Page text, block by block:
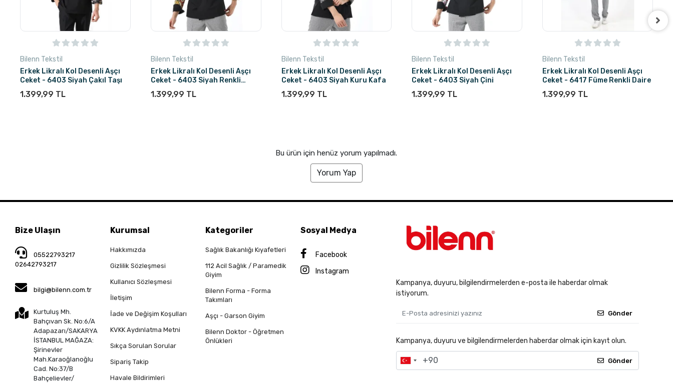
Bilenn Tekstil
Erkek Likralı Kol Desenli Aşçı
Ceket - 6403 Siyah Çakıl Taşı
1.399,99 TL
Bilenn Tekstil
Erkek Likralı Kol Desenli Aşçı
Ceket - 6403 Siyah Renkli
Daire
1.399,99 TL
Bilenn Tekstil
Erkek Likralı Kol Desenli Aşçı
Ceket - 6403 Siyah Kuru Kafa
1.399,99 TL
Bilenn Tekstil
Erkek Likralı Kol Desenli Aşçı
Ceket - 6403 Siyah Çini
1.399,99 TL
Bilenn Tekstil
Erkek Likralı Kol Desenli Aşçı
Ceket - 6417 Füme Renkli Daire
1.399,99 TL
Bu ürün için henüz yorum yapılmadı.
Yorum Yap
Bize Ulaşın
05522793217
02642793217
bilgi@bilenn.com.tr
Kurtuluş Mh.
Bahçıvan Sk. No:6/A
Adapazarı/SAKARYA
İSTANBUL MAĞAZA:
Şirinevler
Mah.Karaoğlanoğlu
Cad. No:37/B
Bahçelievler/
Kurumsal
Hakkımızda
Gizlilik Sözleşmesi
Kullanıcı Sözleşmesi
İletişim
İade ve Değişim Koşulları
KVKK Aydınlatma Metni
Sıkça Sorulan Sorular
Sipariş Takip
Havale Bildirimleri
Kategoriler
Sağlık Bakanlığı Kıyafetleri
112 Acil Sağlık / Paramedik
Giyim
Bilenn Forma - Forma
Takımları
Aşçı - Garson Giyim
Bilenn Doktor - Öğretmen
Önlükleri
Sosyal Medya
Facebook
Instagram
Kampanya, duyuru, bilgilendirmelerden e-posta ile haberdar olmak
istiyorum.
Gönder
Kampanya, duyuru ve bilgilendirmelerden haberdar olmak için kayıt olun.
Gönder